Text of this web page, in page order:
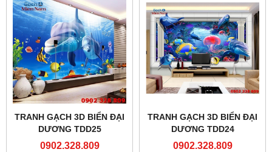
TRANH GẠCH 3D BIỂN ĐẠI
DƯƠNG TDD25
0902.328.809
TRANH GẠCH 3D BIỂN ĐẠI
DƯƠNG TDD24
0902.328.809